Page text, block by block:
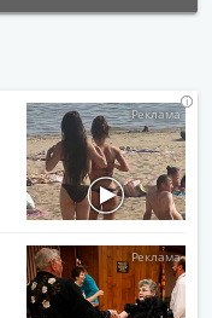
iiii